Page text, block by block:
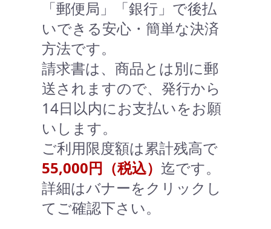
「郵便局」「銀行」で後払
いできる安心・簡単な決済
方法です。
請求書は、商品とは別に郵
送されますので、発行から
14日以内にお支払いをお願
いします。
ご利用限度額は累計残高で
55,000円（税込） 迄です。
詳細はバナーをクリックし
てご確認下さい。